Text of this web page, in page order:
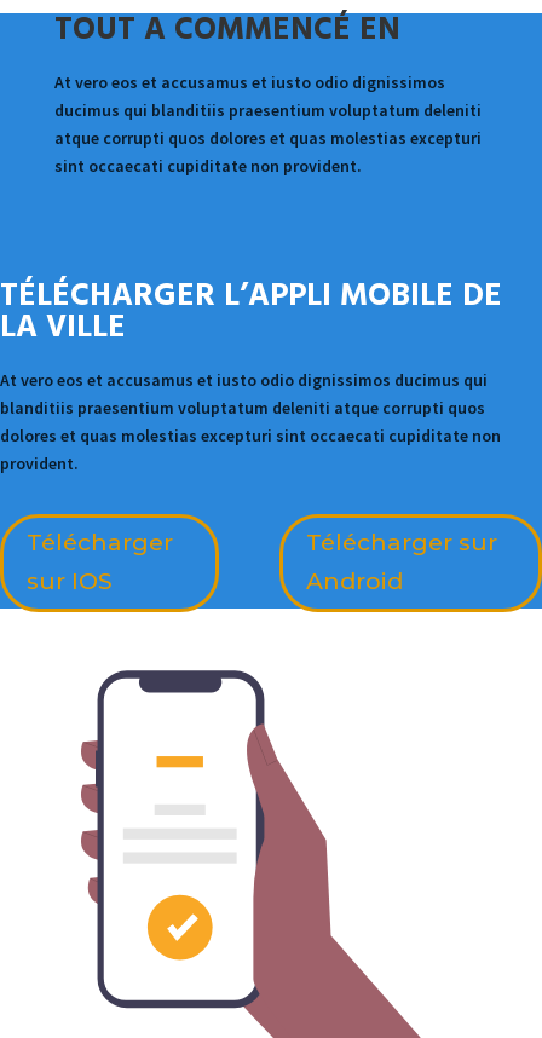
TOUT A COMMENCÉ EN
At vero eos et accusamus et iusto odio dignissimos
ducimus qui blanditiis praesentium voluptatum deleniti
atque corrupti quos dolores et quas molestias excepturi
sint occaecati cupiditate non provident.
TÉLÉCHARGER L’APPLI MOBILE DE
LA VILLE
At vero eos et accusamus et iusto odio dignissimos ducimus qui
blanditiis praesentium voluptatum deleniti atque corrupti quos
dolores et quas molestias excepturi sint occaecati cupiditate non
provident.
Télécharger
sur IOS
Télécharger sur
Android